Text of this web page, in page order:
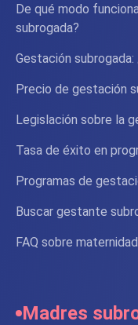
De qué modo
subrogada?
Gestación subrogada:
Precio de gestación
Legislación sobre la
Tasa de éxito en
Programas de
Buscar gestante
FAQ sobre
Madres